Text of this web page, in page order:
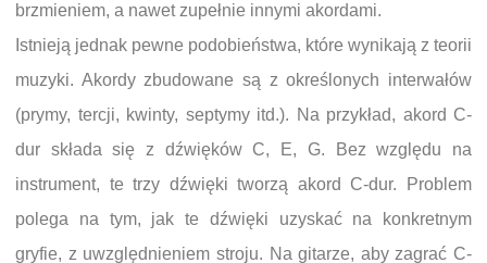
brzmieniem, a nawet zupełnie innymi akordami.
Istnieją jednak pewne podobieństwa, które wynikają z teorii
muzyki. Akordy zbudowane są z określonych interwałów
(prymy, tercji, kwinty, septymy itd.). Na przykład, akord C-
dur składa się z dźwięków C, E, G. Bez względu na
instrument, te trzy dźwięki tworzą akord C-dur. Problem
polega na tym, jak te dźwięki uzyskać na konkretnym
gryfie, z uwzględnieniem stroju. Na gitarze, aby zagrać C-